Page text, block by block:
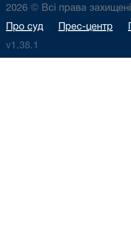
2026 © Всі права захищені
Про суд Прес-центр
v1.38.1